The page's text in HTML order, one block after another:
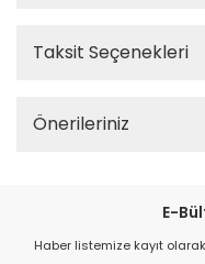
Taksit Seçenekleri
Önerileriniz
E-
Haber listemize kayıt